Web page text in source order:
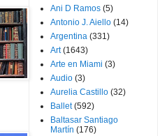
Ani D Ramos (5)
Antonio J. Aiello (14)
Argentina (331)
Art (1643)
Arte en Miami (3)
Audio (3)
Aurelia Castillo (32)
Ballet (592)
Baltasar Santiago
Martín (176)